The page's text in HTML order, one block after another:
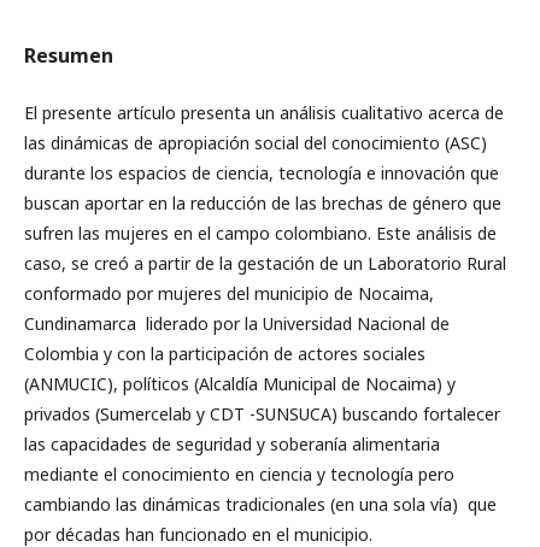
Resumen
El presente artículo presenta un análisis cualitativo acerca de
las dinámicas de apropiación social del conocimiento (ASC)
durante los espacios de ciencia, tecnología e innovación que
buscan aportar en la reducción de las brechas de género que
sufren las mujeres en el campo colombiano. Este análisis de
caso, se creó a partir de la gestación de un Laboratorio Rural
conformado por mujeres del municipio de Nocaima,
Cundinamarca liderado por la Universidad Nacional de
Colombia y con la participación de actores sociales
(ANMUCIC), políticos (Alcaldía Municipal de Nocaima) y
privados (Sumercelab y CDT -SUNSUCA) buscando fortalecer
las capacidades de seguridad y soberanía alimentaria
mediante el conocimiento en ciencia y tecnología pero
cambiando las dinámicas tradicionales (en una sola vía) que
por décadas han funcionado en el municipio.